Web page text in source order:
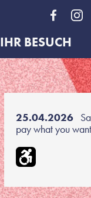
IHR BESUCH
25.04.2026
pay what you want